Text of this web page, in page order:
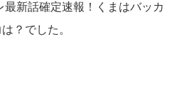
新話確定速報！くまはバッカ
？でした。